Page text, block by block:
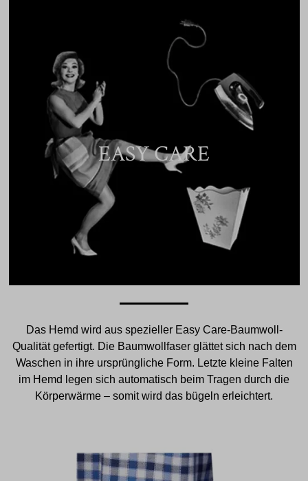
EASY CARE
Das Hemd wird aus spezieller Easy Care-Baumwoll-
Qualität gefertigt. Die Baumwollfaser glättet sich nach dem
Waschen in ihre ursprüngliche Form. Letzte kleine Falten
im Hemd legen sich automatisch beim Tragen durch die
Körperwärme – somit wird das bügeln erleichtert.